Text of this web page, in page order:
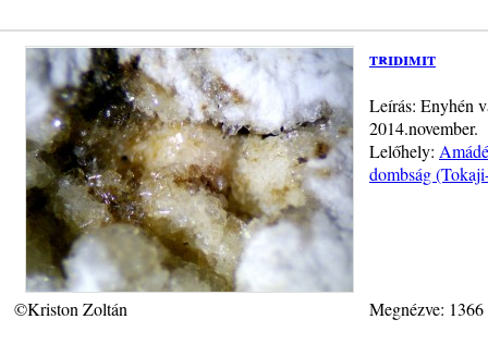
tridimit
Leírás: Enyhén
2014.november.
Lelőhely:
dombság
©Kriston Zoltán Megnézve: